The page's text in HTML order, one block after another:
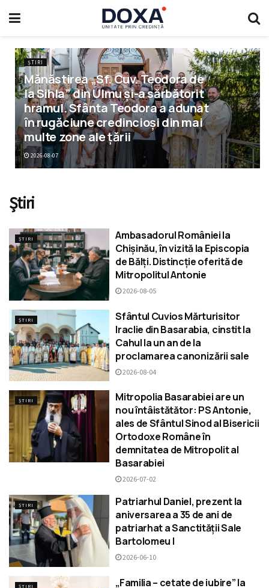
ȘTIRI
Mănăstirea „Sf. Cuv. Teodora de
la Sihla” din Ulmu și-a sărbătorit
hramul. Sfânta Teodora a adunat
în rugăciune credincioși din mai
multe zone ale țării
2026-08-07
Știri
ȘTIRI
Ambasadorul României la
Chișinău, în vizită la Episcopia
de Bălți. Distincție oferită de
Mitropolitul Antonie
2026-08-05
ȘTIRI
Sfântul Cuvios Mărturisitor
Iraclie din Basarabia, cinstit la
Cahul la un an de la
proclamarea canonizării sale
2026-08-04
ȘTIRI
Mitropolia Basarabiei are un
nou întâistătător: PS Antonie,
ales de Sfântul Sinod al Bisericii
Ortodoxe Române în
demnitatea de Mitropolit al
Basarabiei
2026-07-02
ȘTIRI
Patriarhul Daniel, prezent la
aniversarea a 35 de ani de
patriarhat a Sanctității Sale
Bartolomeu I
2026-06-10
ȘTIRI
„Familia – cetate de iubire” la